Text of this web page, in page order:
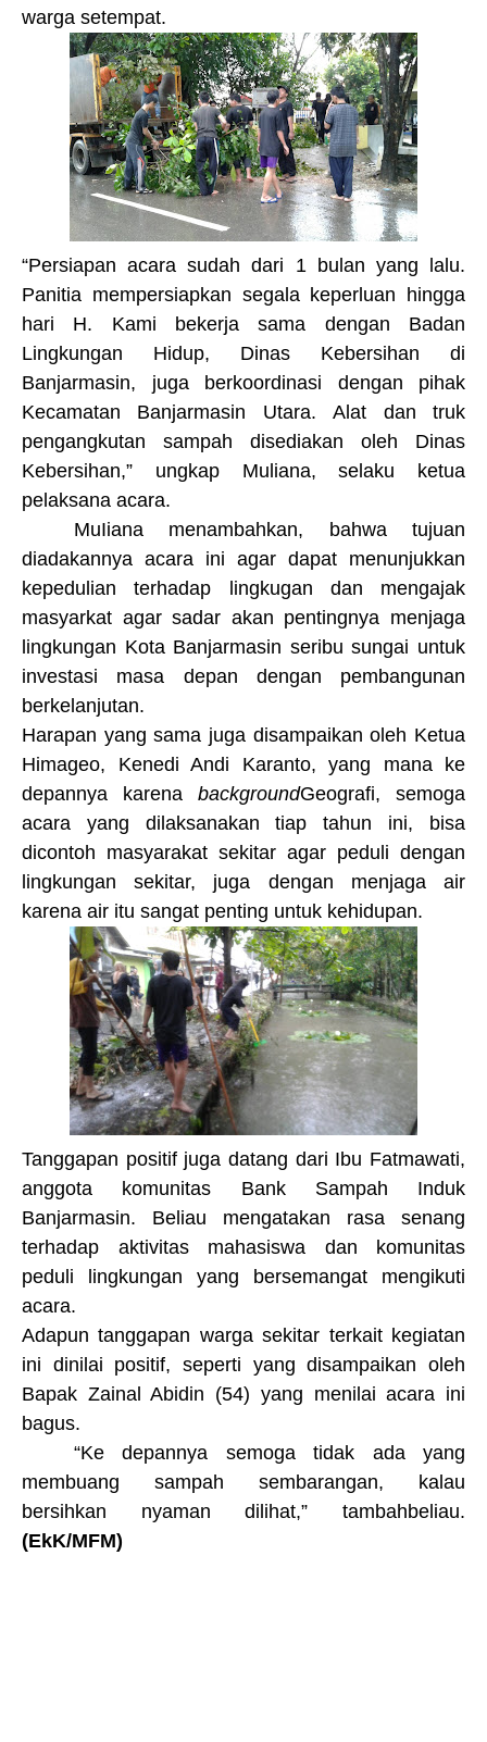
warga setempat.
“Persiapan acara sudah dari 1 bulan yang lalu.
Panitia mempersiapkan segala keperluan hingga
hari H. Kami bekerja sama dengan Badan
Lingkungan Hidup, Dinas Kebersihan di
Banjarmasin, juga berkoordinasi dengan pihak
Kecamatan Banjarmasin Utara.A lat dan truk
pengangkutan sampah disediakan oleh Dinas
Kebersihan,” ungkap Muliana, selaku ketua
pelaksana acara.
MuIiana menambahkan, bahwatujuan
diadakannya acara ini agar dapat menunjukkan
kepedulian terhadap lingkugan dan mengajak
masyarkat agar sadar akan pentingnya menjaga
lingkungan Kota Banjarmasin seribu sungai untuk
investasi masa depan dengan pembangunan
berkelanjutan.
Harapan yang sama juga disampaikan oleh Ketua
Himageo, Kenedi Andi Karanto, yang mana ke
depannya karena backgroundGeografi, semoga
acara yang dilaksanakan tiap tahun ini, bisa
dicontoh masyarakat sekitar agar peduli dengan
lingkungan sekitar, juga dengan menjaga air
karena air itu sangat penting untuk kehidupan.
Tanggapan positif juga datang dari Ibu Fatmawati,
anggota komunitas
Bank Sampah Induk
Banjarmasin.  Beliau mengatakan rasa senang
terhadap aktivitas mahasiswa dan komunitas
peduli lingkungan yang bersemangat mengikuti
acara.
Adapun tanggapan warga sekitar terkait kegiatan
ini dinilai positif, seperti yang disampaikan oleh
Bapak Zainal Abidin (54) yang menilai acara ini
bagus.
“Ke depannya semoga tidak ada yang
membuang sampah sembarangan, kalau
bersihkan nyaman dilihat,” tambahbeliau.
(EkK/MFM)